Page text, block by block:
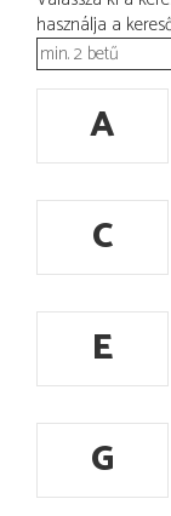
használja a
A
C
E
G